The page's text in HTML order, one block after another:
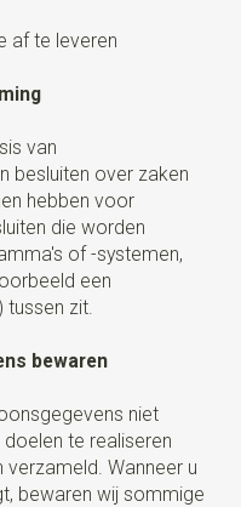
af te leveren
van
besluiten over zaken
hebben voor
die worden
of -systemen,
een
zit.
bewaren
niet
te realiseren
Wanneer u
bewaren wij sommige